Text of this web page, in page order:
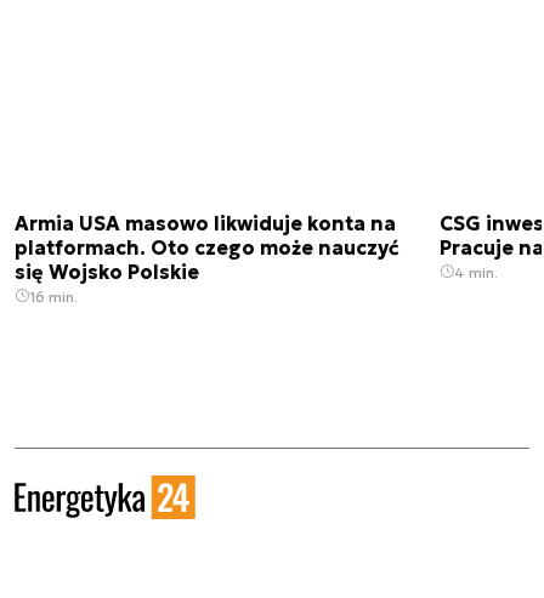
Armia USA masowo likwiduje konta na
platformach. Oto czego może nauczyć
się Wojsko Polskie
16 min.
CSG
Pracuje
4 min.